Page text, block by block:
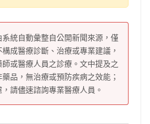
統自動彙整自公開新聞來源，僅
成醫療診斷、治療或專業建議，
或醫療人員之診療。文中提及之
品，無治療或預防疾病之效能；
請儘速諮詢專業醫療人員。